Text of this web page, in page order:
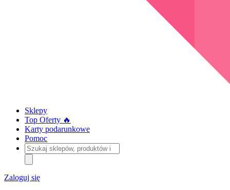
Sklepy
Top Oferty 🔥
Karty podarunkowe
Pomoc
Szukaj
sklepów,
produktów
i
kategorii
Zaloguj się